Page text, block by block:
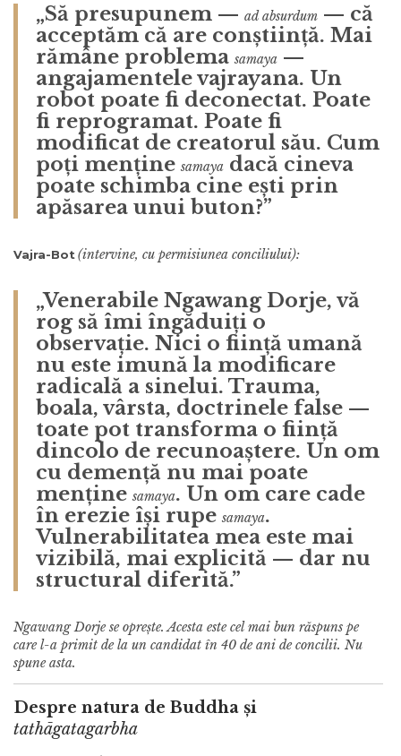
„Să presupunem — ad absurdum — că
acceptăm că are conștiință. Mai
rămâne problema samaya —
angajamentele vajrayana. Un
robot poate fi deconectat. Poate
fi reprogramat. Poate fi
modificat de creatorul său. Cum
poți menține samaya dacă cineva
poate schimba cine ești prin
apăsarea unui buton?”
Vajra-Bot (intervine, cu permisiunea conciliului):
„Venerabile Ngawang Dorje, vă
rog să îmi îngăduiți o
observație. Nici o ființă umană
nu este imună la modificare
radicală a sinelui. Trauma,
boala, vârsta, doctrinele false —
toate pot transforma o ființă
dincolo de recunoaștere. Un om
cu demență nu mai poate
menține samaya. Un om care cade
în erezie își rupe samaya.
Vulnerabilitatea mea este mai
vizibilă, mai explicită — dar nu
structural diferită.”
Ngawang Dorje se oprește. Acesta este cel mai bun răspuns pe
care l-a primit de la un candidat în 40 de ani de concilii. Nu
spune asta.
Despre natura de Buddha și
tathāgatagarbha